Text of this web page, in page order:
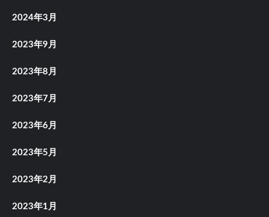
2024年3月
2023年9月
2023年8月
2023年7月
2023年6月
2023年5月
2023年2月
2023年1月